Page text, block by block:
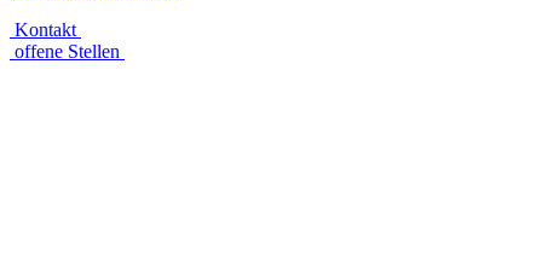
Kontakt
offene Stellen